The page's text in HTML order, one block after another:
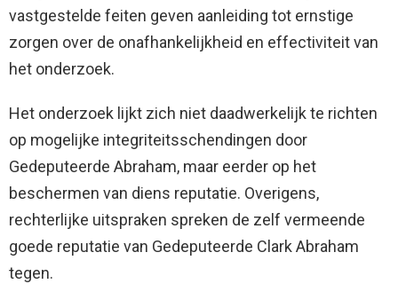
vastgestelde feiten geven aanleiding tot ernstige
zorgen over de onafhankelijkheid en effectiviteit van
het onderzoek.
Het onderzoek lijkt zich niet daadwerkelijk te richten
op mogelijke integriteitsschendingen door
Gedeputeerde Abraham, maar eerder op het
beschermen van diens reputatie. Overigens,
rechterlijke uitspraken spreken de zelf vermeende
goede reputatie van Gedeputeerde Clark Abraham
tegen.